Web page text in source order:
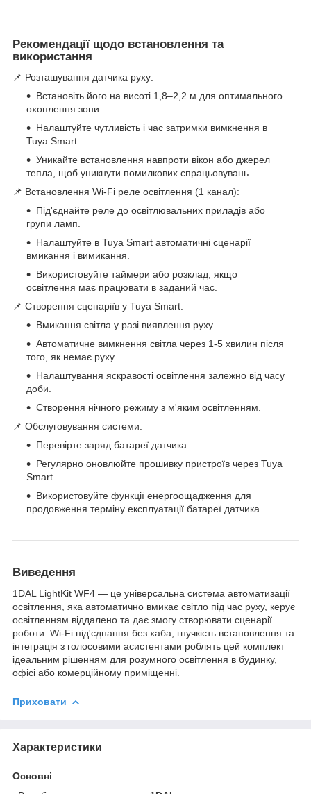
Рекомендації щодо встановлення та
використання
📌 Розташування датчика руху:
Встановіть його на висоті 1,8–2,2 м для оптимального
охоплення зони.
Налаштуйте чутливість і час затримки вимкнення в
Tuya Smart.
Уникайте встановлення навпроти вікон або джерел
тепла, щоб уникнути помилкових спрацьовувань.
📌 Встановлення Wi-Fi реле освітлення (1 канал):
Під'єднайте реле до освітлювальних приладів або
групи ламп.
Налаштуйте в Tuya Smart автоматичні сценарії
вмикання і вимикання.
Використовуйте таймери або розклад, якщо
освітлення має працювати в заданий час.
📌 Створення сценаріїв у Tuya Smart:
Вмикання світла у разі виявлення руху.
Автоматичне вимкнення світла через 1-5 хвилин після
того, як немає руху.
Налаштування яскравості освітлення залежно від часу
доби.
Створення нічного режиму з м'яким освітленням.
📌 Обслуговування системи:
Перевірте заряд батареї датчика.
Регулярно оновлюйте прошивку пристроїв через Tuya
Smart.
Використовуйте функції енергоощадження для
продовження терміну експлуатації батареї датчика.
Виведення
1DAL LightKit WF4 — це універсальна система автоматизації
освітлення, яка автоматично вмикає світло під час руху, керує
освітленням віддалено та дає змогу створювати сценарії
роботи. Wi-Fi під'єднання без хаба, гнучкість встановлення та
інтеграція з голосовими асистентами роблять цей комплект
ідеальним рішенням для розумного освітлення в будинку,
офісі або комерційному приміщенні.
Приховати
Характеристики
Основні